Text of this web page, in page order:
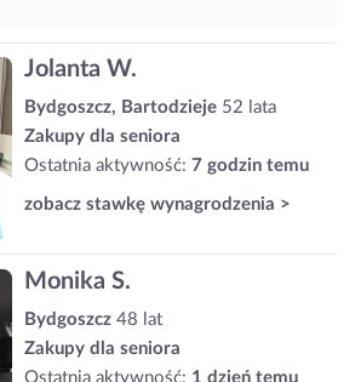
Jolanta W.
Bydgoszcz, Bartodzieje 52 lata
Zakupy dla seniora
Ostatnia aktywność: 7 godzin temu
zobacz stawkę wynagrodzenia >
Monika S.
Bydgoszcz 48 lat
Zakupy dla seniora
Ostatnia aktywność: 1 dzień temu